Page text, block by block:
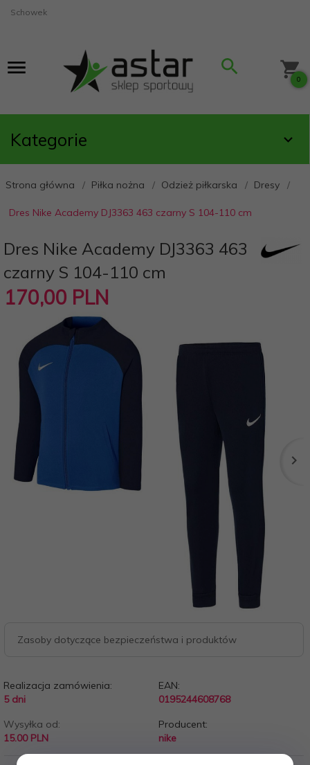
Schowek
0
Kategorie
Strona główna Piłka nożna Odzież piłkarska Dresy
Dres Nike Academy DJ3363 463 czarny S 104-110 cm
Dres Nike Academy DJ3363 463
czarny S 104-110 cm
170,00 PLN
Zasoby dotyczące bezpieczeństwa i produktów
Realizacja zamówienia:
5 dni
EAN:
0195244608768
Wysyłka od:
15.00 PLN
Producent:
nike